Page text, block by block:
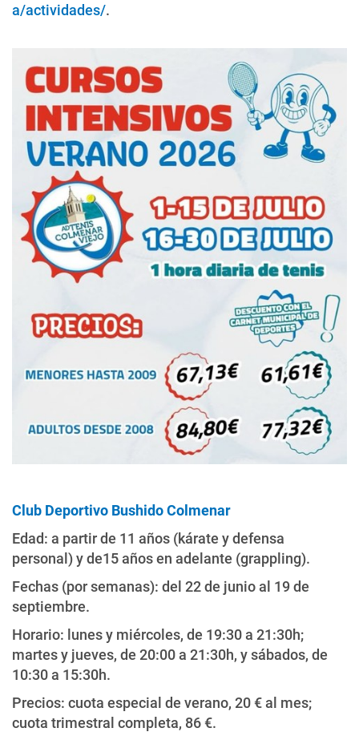
a/actividades/.
Club Deportivo Bushido Colmenar
Edad: a partir de 11 años (kárate y defensa
personal) y de15 años en adelante (grappling).
Fechas (por semanas): del 22 de junio al 19 de
septiembre.
Horario: lunes y miércoles, de 19:30 a 21:30h;
martes y jueves, de 20:00 a 21:30h, y sábados, de
10:30 a 15:30h.
Precios: cuota especial de verano, 20 € al mes;
cuota trimestral completa, 86 €.